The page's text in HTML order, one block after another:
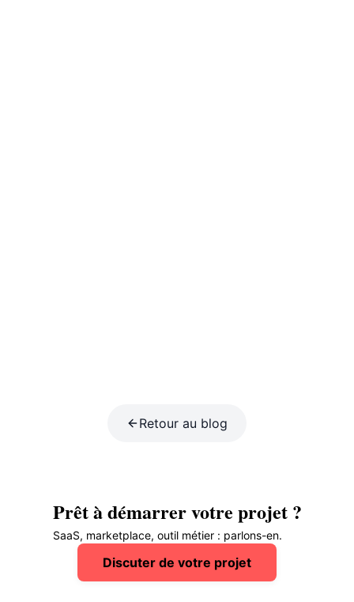
Retour au blog
Prêt à démarrer votre projet ?
SaaS, marketplace, outil métier : parlons-en.
Discuter de votre projet